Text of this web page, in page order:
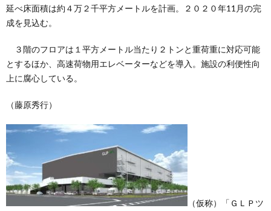
延べ床面積は約４万２千平方メートルを計画。２０２０年11月の完
成を見込む。
３階のフロアは１平方メートル当たり２トンと重荷重に対応可能
とするほか、高速荷物用エレベーターなどを導入。施設の利便性向
上に腐心している。
（藤原秀行）
（仮称）「ＧＬＰツ